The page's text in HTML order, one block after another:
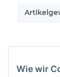
Wie wir